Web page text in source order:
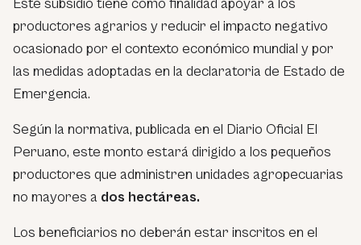
Este subsidio tiene como finalidad apoyar a los
productores agrarios y reducir el impacto negativo
ocasionado por el contexto económico mundial y por
las medidas adoptadas en la declaratoria de Estado de
Emergencia.
Según la normativa, publicada en el Diario Oficial El
Peruano, este monto estará dirigido a los pequeños
productores que administren unidades agropecuarias
no mayores a dos hectáreas.
Los beneficiarios no deberán estar inscritos en el